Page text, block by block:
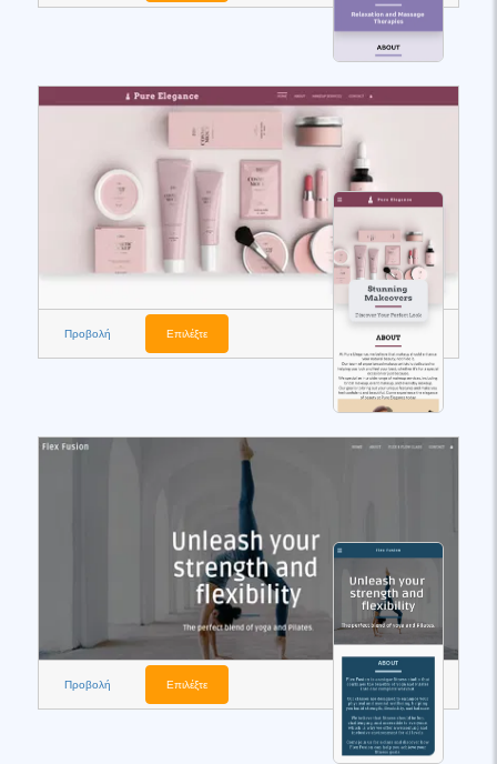
Προβολή Επιλέξτε
Προβολή Επιλέξτε